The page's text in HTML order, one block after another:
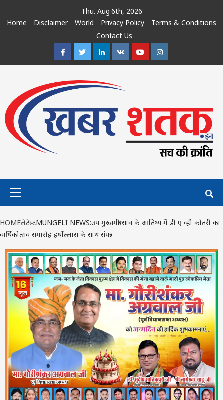
Thu. Aug 6th, 2026
Home
Disclaimer World Privacy Policy
Terms & Conditions
Contact Us
FacebookTwitterLinkedin
VK YoutubeInstagram
HOMEलेटेस्टMUNGELI NEWS:उप मुख्यमंत्री साव के आतिथ्य में डी ए व्ही कोतरी का
वार्षिकोत्सव समारोह हर्षोल्लास के साथ संपन्न